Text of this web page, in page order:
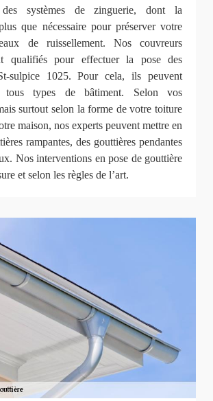
des systèmes de zinguerie, dont la
que nécessaire pour préserver votre
de ruissellement. Nos couvreurs
qualifiés pour effectuer la pose des
sulpice 1025. Pour cela, ils peuvent
tous types de bâtiment. Selon vos
surtout selon la forme de votre toiture
maison, nos experts peuvent mettre en
rampantes, des gouttières pendantes
Nos interventions en pose de gouttière
et selon les règles de l’art.